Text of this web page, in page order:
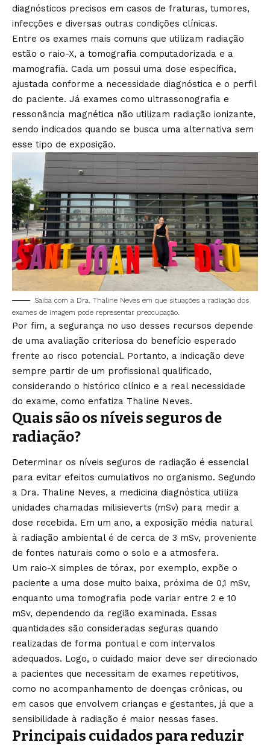
diagnósticos precisos em casos de fraturas, tumores,
infecções e diversas outras condições clínicas.
Entre os exames mais comuns que utilizam radiação
estão o raio-X, a tomografia computadorizada e a
mamografia. Cada um possui uma dose específica,
ajustada conforme a necessidade diagnóstica e o perfil
do paciente. Já exames como ultrassonografia e
ressonância magnética não utilizam radiação ionizante,
sendo indicados quando se busca uma alternativa sem
esse tipo de exposição.
Saiba com a Dra. Thaline Neves em que situações a radiação dos
exames de imagem pode representar preocupação.
Por fim, a segurança no uso desses recursos depende
de uma avaliação criteriosa do benefício esperado
frente ao risco potencial. Portanto, a indicação deve
sempre partir de um profissional qualificado,
considerando o histórico clínico e a real necessidade
do exame, como enfatiza Thaline Neves.
Quais são os níveis seguros de
radiação?
Determinar os níveis seguros de radiação é essencial
para evitar efeitos cumulativos no organismo. Segundo
a Dra. Thaline Neves, a medicina diagnóstica utiliza
unidades chamadas milisieverts (mSv) para medir a
dose recebida. Em um ano, a exposição média natural
à radiação ambiental é de cerca de 3 mSv, proveniente
de fontes naturais como o solo e a atmosfera.
Um raio-X simples de tórax, por exemplo, expõe o
paciente a uma dose muito baixa, próxima de 0,1 mSv,
enquanto uma tomografia pode variar entre 2 e 10
mSv, dependendo da região examinada. Essas
quantidades são consideradas seguras quando
realizadas de forma pontual e com intervalos
adequados. Logo, o cuidado maior deve ser direcionado
a pacientes que necessitam de exames repetitivos,
como no acompanhamento de doenças crônicas, ou
em casos que envolvem crianças e gestantes, já que a
sensibilidade à radiação é maior nessas fases.
Principais cuidados para reduzir